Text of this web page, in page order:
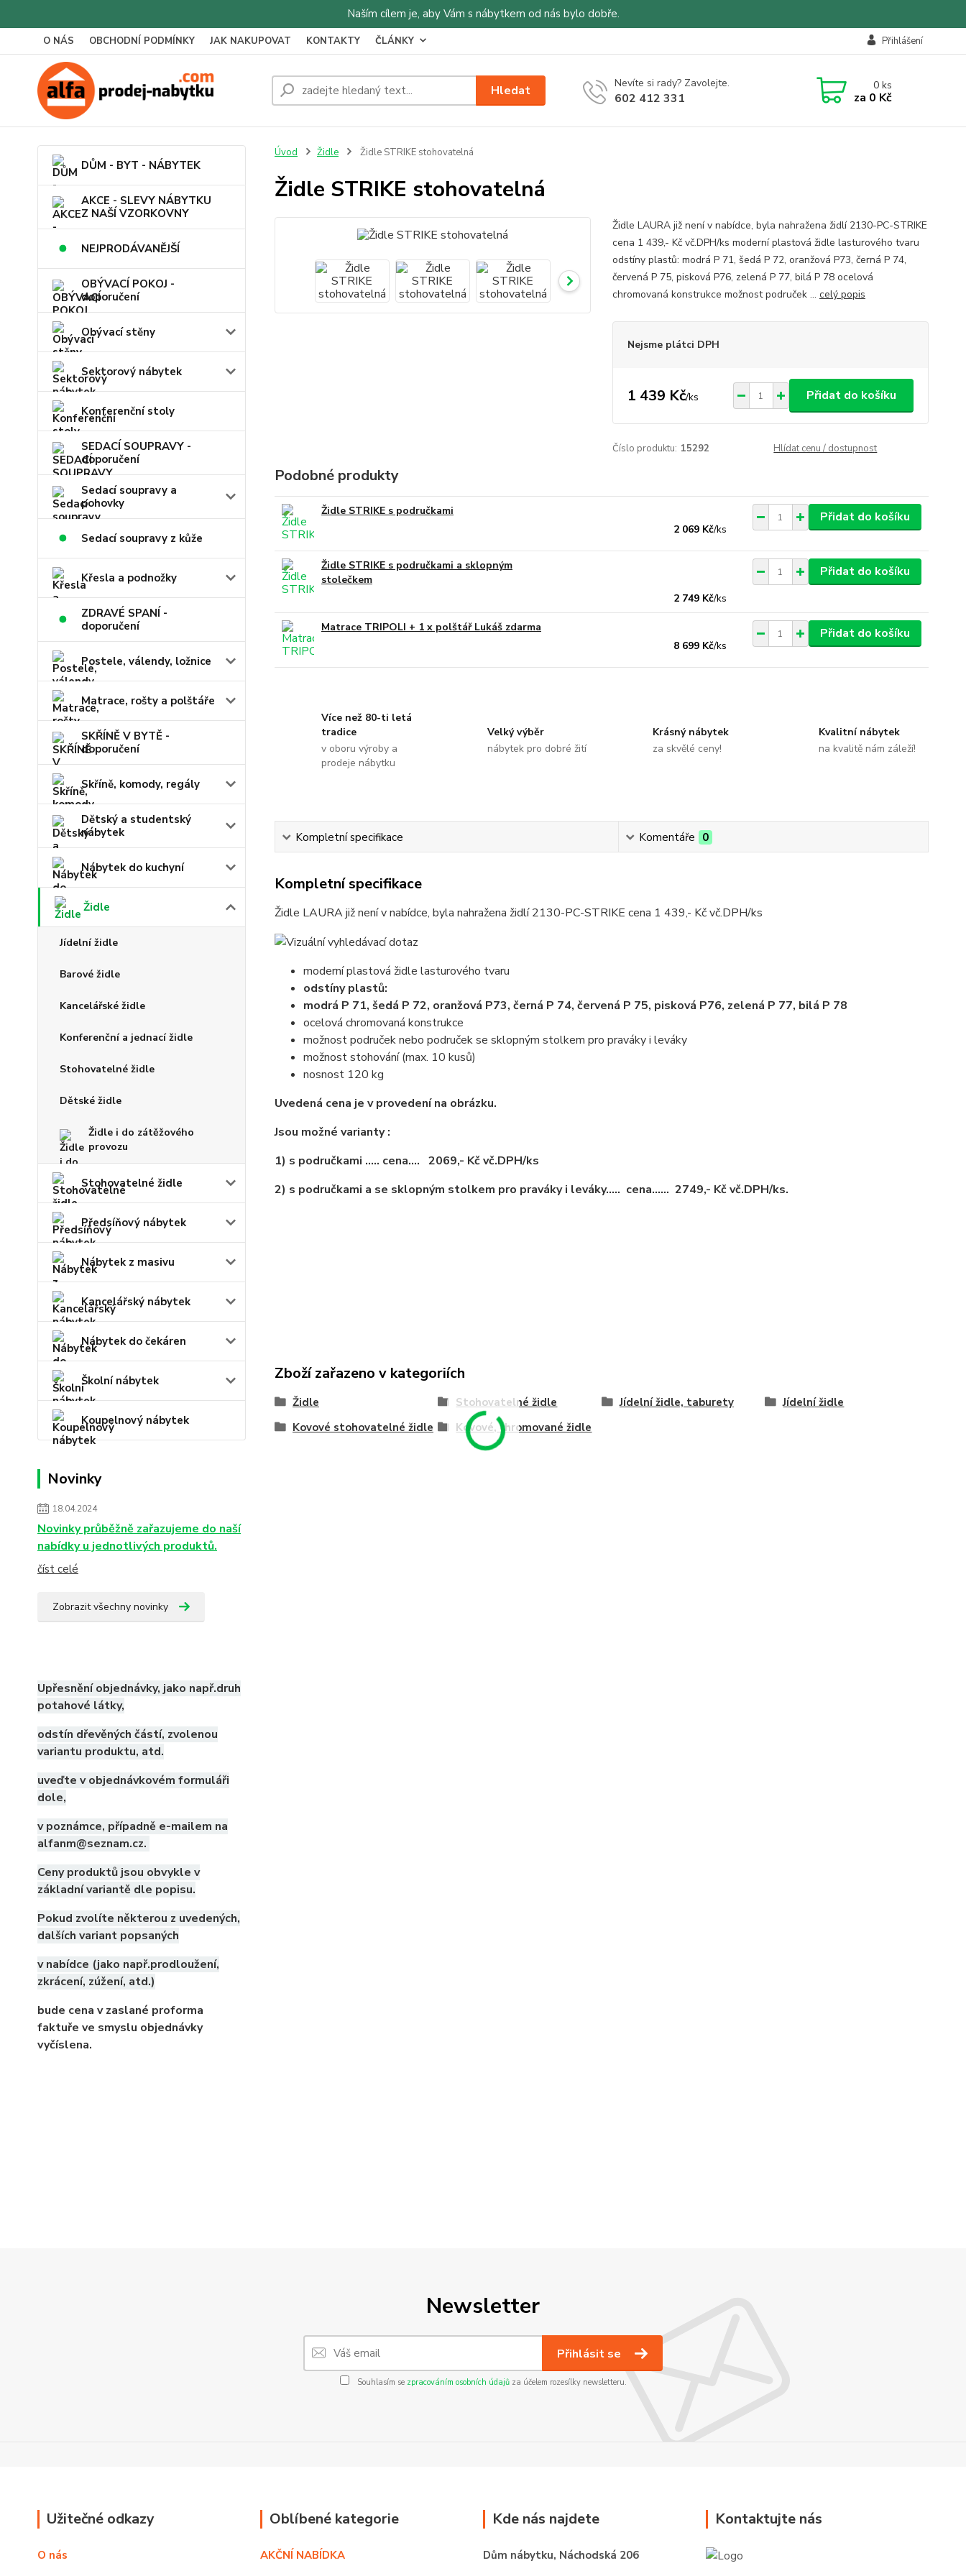
Naším cílem je, aby Vám s nábytkem od nás bylo dobře.
O NÁS OBCHODNÍ PODMÍNKY JAK NAKUPOVAT KONTAKTY ČLÁNKY Přihlášení
Hledat Nevíte si rady? Zavolejte.
602 412 331
0ks
za 0 Kč
DŮM - BYT - NÁBYTEK
AKCE - SLEVY NÁBYTKU
Z NAŠÍ VZORKOVNY
NEJPRODÁVANĚJŠÍ
OBÝVACÍ POKOJ -
doporučení
Obývací stěny
Sektorový nábytek
Konferenční stoly
SEDACÍ SOUPRAVY -
doporučení
Sedací soupravy a
pohovky
Sedací soupravy z kůže
Křesla a podnožky
ZDRAVÉ SPANÍ -
doporučení
Postele, válendy, ložnice
Matrace, rošty a polštáře
SKŘÍNĚ V BYTĚ -
doporučení
Skříně, komody, regály
Dětský a studentský
nábytek
Nábytek do kuchyní
Židle
Jídelní židle
Barové židle
Kancelářské židle
Konferenční a jednací židle
Stohovatelné židle
Dětské židle
Židle i do zátěžového
provozu
Stohovatelné židle
Předsíňový nábytek
Nábytek z masivu
Kancelářský nábytek
Nábytek do čekáren
Školní nábytek
Koupelnový nábytek
Novinky
18.04.2024
Novinky průběžně zařazujeme do naší
nabídky u jednotlivých produktů.
číst celé
Zobrazit všechny novinky
Upřesnění objednávky, jako např.druh
potahové látky,
odstín dřevěných částí, zvolenou
variantu produktu, atd.
uveďte v objednávkovém formuláři
dole,
v poznámce, případně e-mailem na
alfanm@seznam.cz.
Ceny produktů jsou obvykle v
základní variantě dle popisu.
Pokud zvolíte některou z uvedených,
dalších variant popsaných
v nabídce (jako např.prodloužení,
zkrácení, zúžení, atd.)
bude cena v zaslané proforma
faktuře ve smyslu objednávky
vyčíslena.
Úvod Židle Židle STRIKE stohovatelná
Židle STRIKE stohovatelná
Židle LAURA již není v nabídce, byla nahražena židlí 2130-PC-STRIKE
cena 1 439,- Kč vč.DPH/ks moderní plastová židle lasturového tvaru
odstíny plastů: modrá P 71, šedá P 72, oranžová P73, černá P 74,
červená P 75, pisková P76, zelená P 77, bilá P 78 ocelová
chromovaná konstrukce možnost područek ... celý popis
Nejsme plátci DPH
1 439 Kč/ks Přidat do košíku
Číslo produktu: 15292 Hlídat cenu / dostupnost
Podobné produkty
Židle STRIKE s područkami
2 069 Kč/ks
Přidat do košíku
Židle STRIKE s područkami a sklopným
stolečkem
2 749 Kč/ks
Přidat do košíku
Matrace TRIPOLI + 1 x polštář Lukáš zdarma
8 699 Kč/ks
Přidat do košíku
Více než 80-ti letá
tradice
v oboru výroby a
prodeje nábytku
Velký výběr
nábytek pro dobré žití
Krásný nábytek
za skvělé ceny!
Kvalitní nábytek
na kvalitě nám záleží!
Kompletní specifikace Komentáře 0
Kompletní specifikace
Židle LAURA již není v nabídce, byla nahražena židlí 2130-PC-STRIKE cena 1 439,- Kč vč.DPH/ks
moderní plastová židle lasturového tvaru
odstíny plastů:
modrá P 71, šedá P 72, oranžová P73, černá P 74, červená P 75, pisková P76, zelená P 77, bilá P 78
ocelová chromovaná konstrukce
možnost područek nebo područek se sklopným stolkem pro praváky i leváky
možnost stohování (max. 10 kusů)
nosnost 120 kg
Uvedená cena je v provedení na obrázku.
Jsou možné varianty :
1) s područkami ..... cena.... 2069,- Kč vč.DPH/ks
2) s područkami a se sklopným stolkem pro praváky i leváky..... cena...... 2749,- Kč vč.DPH/ks.
Zboží zařazeno v kategoriích
Židle Stohovatelné židle Jídelní židle, taburety
Jídelní židle
Kovové stohovatelné židle
Kovové, chromované židle
Newsletter
Přihlásit se
Souhlasím se zpracováním osobních údajůza účelem rozesílky newsletteru.
Užitečné odkazy
O nás
Oblíbené kategorie
AKČNÍ NABÍDKA
Kde nás najdete
Dům nábytku, Náchodská 206
Kontaktujte nás